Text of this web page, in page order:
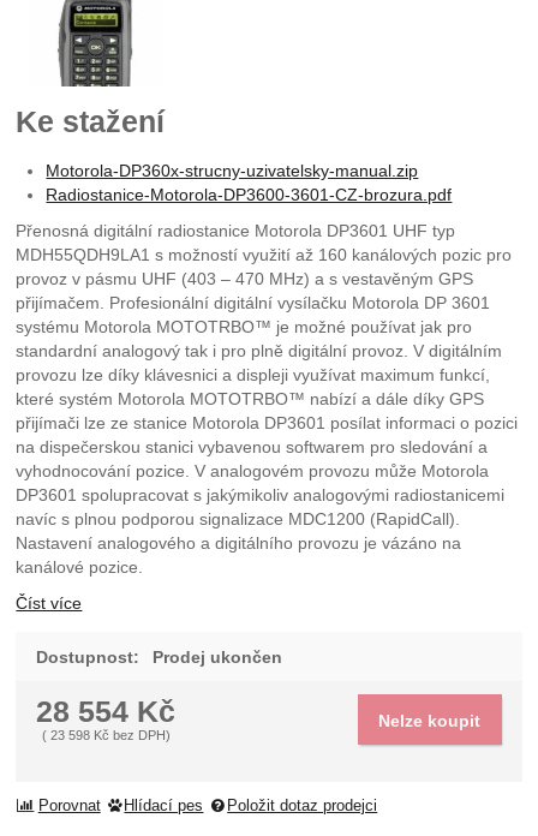
Ke stažení
Motorola-DP360x-strucny-uzivatelsky-manual.zip
Radiostanice-Motorola-DP3600-3601-CZ-brozura.pdf
Přenosná digitální radiostanice Motorola DP3601 UHF typ
MDH55QDH9LA1 s možností využití až 160 kanálových pozic pro
provoz v pásmu UHF (403 – 470 MHz) a s vestavěným GPS
přijímačem. Profesionální digitální vysílačku Motorola DP 3601
systému Motorola MOTOTRBO™ je možné používat jak pro
standardní analogový tak i pro plně digitální provoz. V digitálním
provozu lze díky klávesnici a displeji využívat maximum funkcí,
které systém Motorola MOTOTRBO™ nabízí a dále díky GPS
přijímači lze ze stanice Motorola DP3601 posílat informaci o pozici
na dispečerskou stanici vybavenou softwarem pro sledování a
vyhodnocování pozice. V analogovém provozu může Motorola
DP3601 spolupracovat s jakýmikoliv analogovými radiostanicemi
navíc s plnou podporou signalizace MDC1200 (RapidCall).
Nastavení analogového a digitálního provozu je vázáno na
kanálové pozice.
Číst více
Dostupnost: Prodej ukončen
28 554 Kč
(23 598 Kč bez DPH)
Nelze koupit
Porovnat Hlídací pes Položit dotaz prodejci